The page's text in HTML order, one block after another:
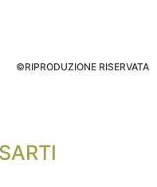
©RIPRODUZIONE RISERVATA